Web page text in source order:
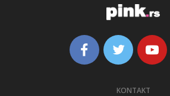
KONTAKT